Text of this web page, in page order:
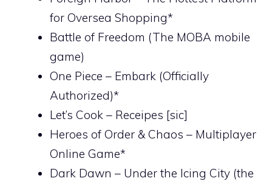
for Oversea Shopping*
Battle of Freedom (The MOBA mobile
game)
One Piece – Embark (Officially
Authorized)*
Let’s Cook – Receipes [sic]
Heroes of Order & Chaos – Multiplayer
Online Game*
Dark Dawn – Under the Icing City (the